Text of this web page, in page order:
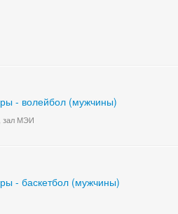
- волейбол (мужчины)
зал МЭИ
- баскетбол (мужчины)